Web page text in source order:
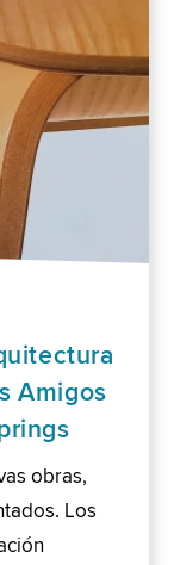
Amigos
obras,
Los